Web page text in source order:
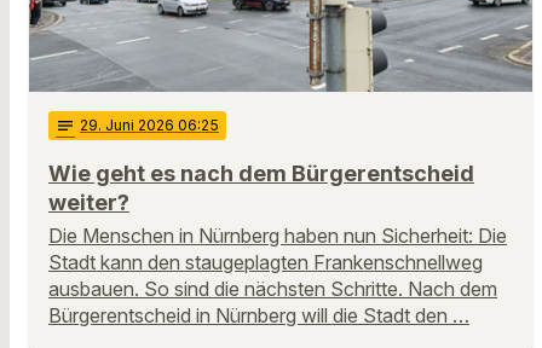
notes 29. Juni 2026 06:25
Wie geht es nach dem Bürgerentscheid
weiter?
Die Menschen in Nürnberg haben nun Sicherheit: Die
Stadt kann den staugeplagten Frankenschnellweg
ausbauen. So sind die nächsten Schritte. Nach dem
Bürgerentscheid in Nürnberg will die Stadt den …